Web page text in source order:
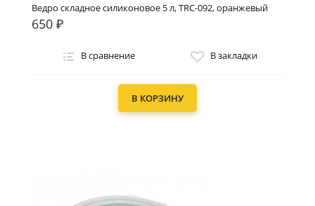
Ведро складное силиконовое 5 л, TRC-092, оранжевый
650 ₽
В сравнение В закладки
В КОРЗИНУ